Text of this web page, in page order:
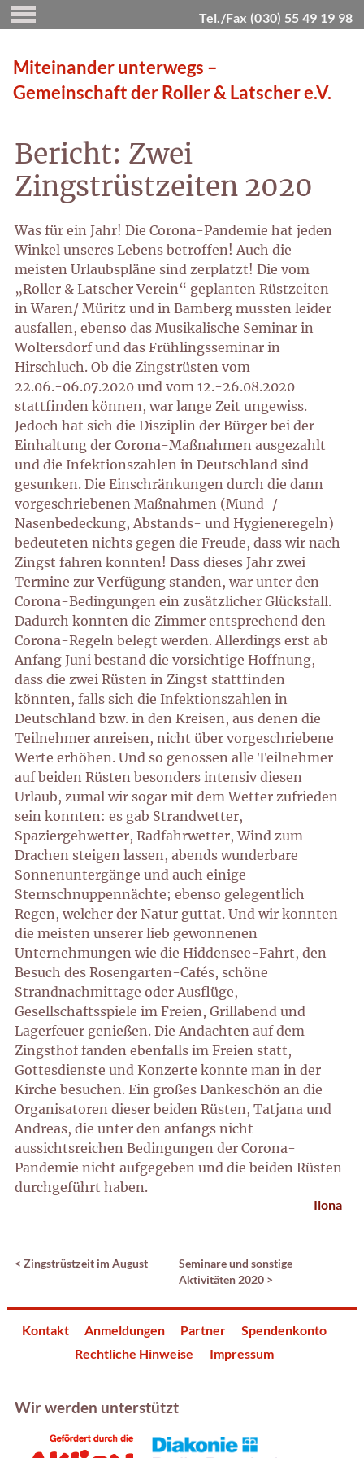
Tel./Fax (030) 55 49 19 98
Miteinander unterwegs –
Gemeinschaft der Roller & Latscher e.V.
Bericht: Zwei
Zingstrüstzeiten 2020
Was für ein Jahr! Die Corona-Pandemie hat jeden
Winkel unseres Lebens betroffen! Auch die
meisten Urlaubspläne sind zerplatzt! Die vom
„Roller & Latscher Verein“ geplanten Rüstzeiten
in Waren/ Müritz und in Bamberg mussten leider
ausfallen, ebenso das Musikalische Seminar in
Woltersdorf und das Frühlingsseminar in
Hirschluch. Ob die Zingstrüsten vom
22.06.-06.07.2020 und vom 12.-26.08.2020
stattfinden können, war lange Zeit ungewiss.
Jedoch hat sich die Disziplin der Bürger bei der
Einhaltung der Corona-Maßnahmen ausgezahlt
und die Infektionszahlen in Deutschland sind
gesunken. Die Einschränkungen durch die dann
vorgeschriebenen Maßnahmen (Mund-/
Nasenbedeckung, Abstands- und Hygieneregeln)
bedeuteten nichts gegen die Freude, dass wir nach
Zingst fahren konnten! Dass dieses Jahr zwei
Termine zur Verfügung standen, war unter den
Corona-Bedingungen ein zusätzlicher Glücksfall.
Dadurch konnten die Zimmer entsprechend den
Corona-Regeln belegt werden. Allerdings erst ab
Anfang Juni bestand die vorsichtige Hoffnung,
dass die zwei Rüsten in Zingst stattfinden
könnten, falls sich die Infektionszahlen in
Deutschland bzw. in den Kreisen, aus denen die
Teilnehmer anreisen, nicht über vorgeschriebene
Werte erhöhen. Und so genossen alle Teilnehmer
auf beiden Rüsten besonders intensiv diesen
Urlaub, zumal wir sogar mit dem Wetter zufrieden
sein konnten: es gab Strandwetter,
Spaziergehwetter, Radfahrwetter, Wind zum
Drachen steigen lassen, abends wunderbare
Sonnenuntergänge und auch einige
Sternschnuppennächte; ebenso gelegentlich
Regen, welcher der Natur guttat. Und wir konnten
die meisten unserer lieb gewonnenen
Unternehmungen wie die Hiddensee-Fahrt, den
Besuch des Rosengarten-Cafés, schöne
Strandnachmittage oder Ausflüge,
Gesellschaftsspiele im Freien, Grillabend und
Lagerfeuer genießen. Die Andachten auf dem
Zingsthof fanden ebenfalls im Freien statt,
Gottesdienste und Konzerte konnte man in der
Kirche besuchen. Ein großes Dankeschön an die
Organisatoren dieser beiden Rüsten, Tatjana und
Andreas, die unter den anfangs nicht
aussichtsreichen Bedingungen der Corona-
Pandemie nicht aufgegeben und die beiden Rüsten
durchgeführt haben.
Ilona
< Zingstrüstzeit im August
Seminare und sonstige
Aktivitäten 2020>
Wir werden unterstützt
Kontakt Anmeldungen Partner
Spendenkonto
Rechtliche Hinweise
Impressum